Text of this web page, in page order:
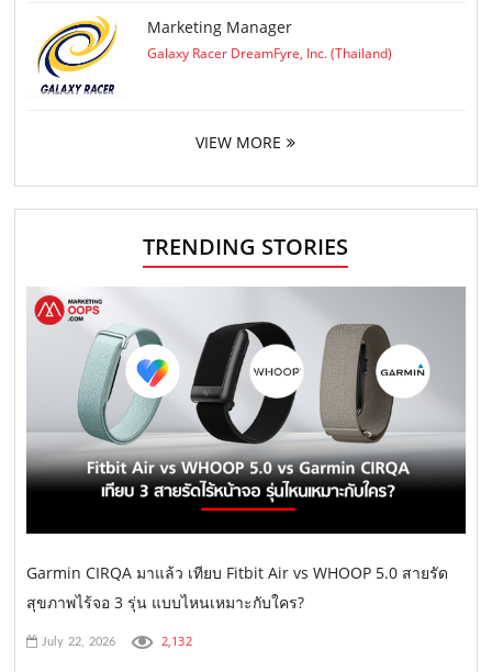
Marketing Manager
Galaxy Racer DreamFyre, Inc. (Thailand)
VIEW MORE
TRENDING STORIES
Garmin CIRQA มาแล้ว เทียบ Fitbit Air vs WHOOP 5.0 สายรัด
สุขภาพไร้จอ 3 รุ่น แบบไหนเหมาะกับใคร?
July 22, 2026 2,132